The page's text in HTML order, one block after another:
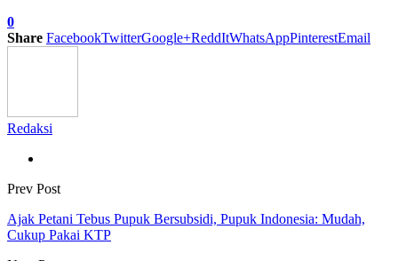
0
Share FacebookTwitterGoogle+ReddItWhatsAppPinterestEmail
Redaksi
Prev Post
Ajak Petani Tebus Pupuk Bersubsidi, Pupuk Indonesia: Mudah,
Cukup Pakai KTP